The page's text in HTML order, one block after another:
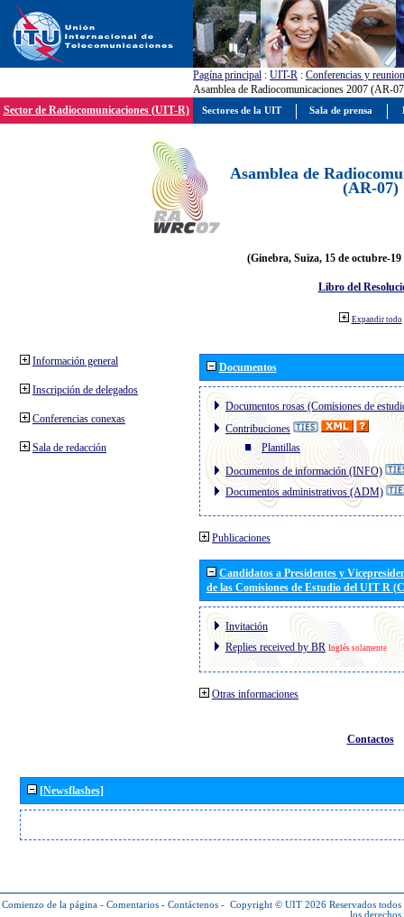
Pagína principal : UIT-R : Conferencias y
Asamblea de Radiocomunicaciones 2007 (AR-
Sector de Radiocomunicaciones (UIT-R)
Asamblea de
(AR-07)
(Ginebra, Suiza, 15 de octubre-19
Libro del
Expandir todo
Información general
Inscripción de delegados
Conferencias conexas
Sala de redacción
Documentos
Documentos rosas (Comisiones de
Contribuciones
Plantillas
Documentos de información (INFO)
Documentos administrativos (ADM)
Publicaciones
Candidatos a Presidentes y
de las Comisiones de Estudio del UIT R
Invitación
Replies received by BR Inglés solamente
Otras informaciones
Contactos
[Newsflashes]
Comienzo de la página - Comentarios - Contáctenos - Copyright © UIT 2026 Reservados todos
los derechos
Sectores de la UIT Sala de prensa